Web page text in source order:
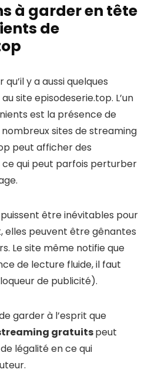
à garder en tête
de
y a aussi quelques
site episodeserie.top. L’un
est la présence de
sites de streaming
peut afficher des
qui peut parfois perturber
être inévitables pour
elles peuvent être gênantes
Le site même notifie que
de lecture fluide, il faut
de publicité).
garder à l’esprit que
gratuitspeut
légalité en ce qui